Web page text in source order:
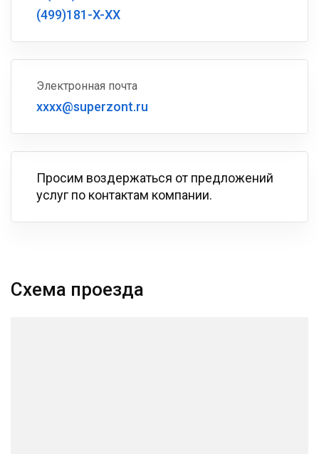
(499)181-X-XX
Электронная почта
xxxx@superzont.ru
Просим воздержаться от предложений
услуг по контактам компании.
Схема проезда